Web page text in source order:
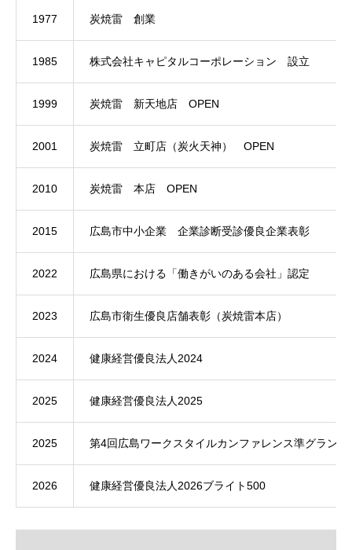
1977 炭焼雷 創業
1985 株式会社キャピタルコーポレーション 設立
1999 炭焼雷 新天地店 OPEN
2001 炭焼雷 立町店（炭火天神） OPEN
2010 炭焼雷 本店 OPEN
2015 広島市中小企業 企業診断受診優良企業表彰
2022 広島県における「働きがいのある会社」認定
2023 広島市衛生優良店舗表彰（炭焼雷本店）
2024 健康経営優良法人2024
2025 健康経営優良法人2025
2025 第4回広島ワークスタイルカンファレンス準グランプ
2026 健康経営優良法人2026ブライト500